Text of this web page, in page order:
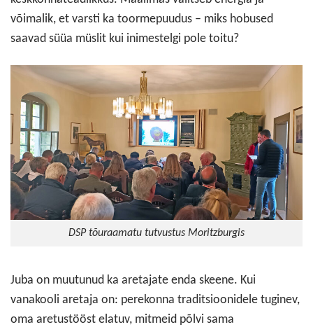
võimalik, et varsti ka toormepuudus – miks hobused
saavad süüa müslit kui inimestelgi pole toitu?
DSP tõuraamatu tutvustus Moritzburgis
Juba on muutunud ka aretajate enda skeene. Kui
vanakooli aretaja on: perekonna traditsioonidele tuginev,
oma aretustööst elatuv, mitmeid põlvi sama